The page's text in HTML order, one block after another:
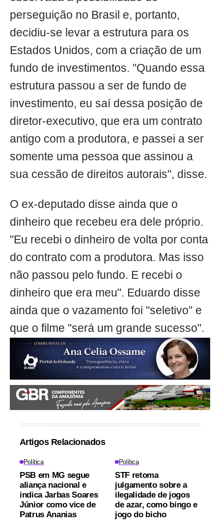
perseguição no Brasil e, portanto,
decidiu-se levar a estrutura para os
Estados Unidos, com a criação de um
fundo de investimentos. "Quando essa
estrutura passou a ser de fundo de
investimento, eu saí dessa posição de
diretor-executivo, que era um contrato
antigo com a produtora, e passei a ser
somente uma pessoa que assinou a
sua cessão de direitos autorais", disse.
O ex-deputado disse ainda que o
dinheiro que recebeu era dele próprio.
"Eu recebi o dinheiro de volta por conta
do contrato com a produtora. Mas isso
não passou pelo fundo. E recebi o
dinheiro que era meu". Eduardo disse
ainda que o vazamento foi "seletivo" e
que o filme "será um grande sucesso".
Artigos Relacionados
Política
PSB em MG segue
aliança nacional e
indica Jarbas Soares
Júnior como vice de
Patrus Ananias
Política
STF retoma
julgamento sobre a
ilegalidade de jogos
de azar, como bingo e
jogo do bicho